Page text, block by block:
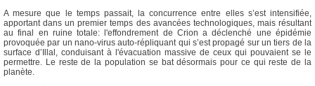
A mesure que le temps passait, la concurrence entre elles s’est intensifiée,
apportant dans un premier temps des avancées technologiques, mais résultant
au final en ruine totale: l'effondrement de Crion a déclenché une épidémie
provoquée par un nano-virus auto-répliquant qui s’est propagé sur un tiers de la
surface d’Illal, conduisant à l'évacuation massive de ceux qui pouvaient se le
permettre. Le reste de la population se bat désormais pour ce qui reste de la
planète.